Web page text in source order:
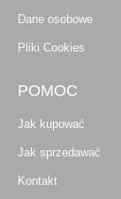
Dane osobowe
Pliki Cookies
POMOC
Jak kupować
Jak sprzedawać
Kontakt